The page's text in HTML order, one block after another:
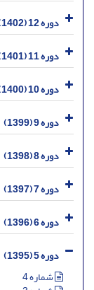
دوره 12 (1402)
دوره 11 (1401)
دوره 10 (1400)
دوره 9 (1399)
دوره 8 (1398)
دوره 7 (1397)
دوره 6 (1396)
دوره 5 (1395)
شماره 4